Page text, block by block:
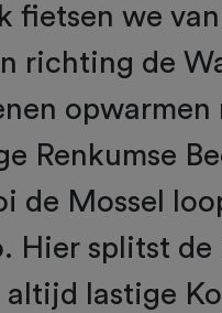
fietsen we
richting de
Renkumse
de Mossel
Hier splitst
lastige